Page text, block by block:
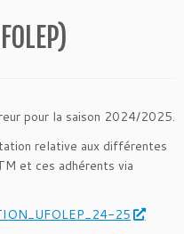
pour la saison 2024/2025.
relative aux différentes
et ces adhérents via
25